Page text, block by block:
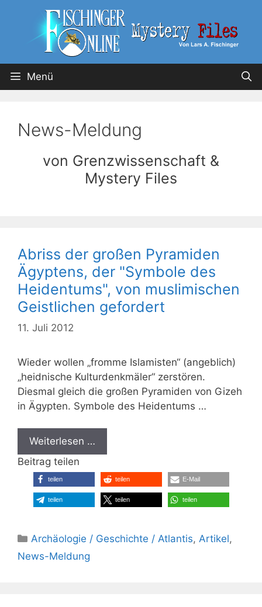
Menü
News-Meldung
von Grenzwissenschaft &
Mystery Files
Abriss der großen Pyramiden
Ägyptens, der "Symbole des
Heidentums", von muslimischen
Geistlichen gefordert
11. Juli 2012
Wieder wollen „fromme Islamisten“ (angeblich)
„heidnische Kulturdenkmäler“ zerstören.
Diesmal gleich die großen Pyramiden von Gizeh
in Ägypten. Symbole des Heidentums …
Weiterlesen …
Beitrag teilen
teilen teilen E-Mail
teilen teilen teilen
Kategorien
Archäologie / Geschichte / Atlantis,Artikel,
News-Meldung